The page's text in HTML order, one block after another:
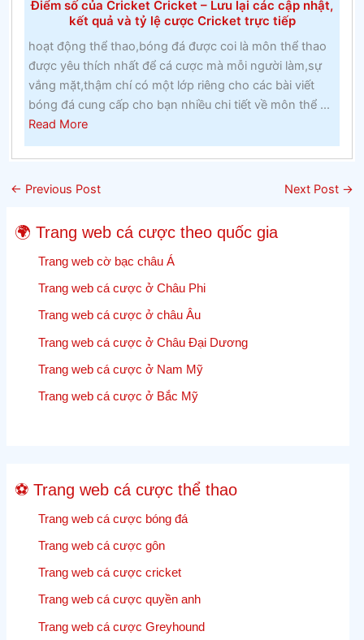
và
lớp
hai
tại
một
trường
cao
đẳng
Công
giáo
năm
1960
Điểm số của Cricket Cricket – Lưu lại các cập nhật,
kết quả và tỷ lệ cược Cricket trực tiếp
hoạt động thể thao,bóng đá được coi là môn thể thao
được yêu thích nhất để cá cược mà mỗi người làm,sự
vắng mặt,thậm chí có một lớp riêng cho các bài viết
bóng đá cung cấp cho bạn nhiều chi tiết về môn thể ...
Read Moreabout
Điểm
số
của
–
Lưu
cập
nhật,
quả
và
trực
tiếp
← Previous Post Next Post →
🌍 Trang web cá cược theo quốc gia
Trang web cờ bạc châu Á
Trang web cá cược ở Châu Phi
Trang web cá cược ở châu Âu
Trang web cá cược ở Châu Đại Dương
Trang web cá cược ở Nam Mỹ
Trang web cá cược ở Bắc Mỹ
⚽ Trang web cá cược thể thao
Trang web cá cược bóng đá
Trang web cá cược gôn
Trang web cá cược cricket
Trang web cá cược quyền anh
Trang web cá cược Greyhound